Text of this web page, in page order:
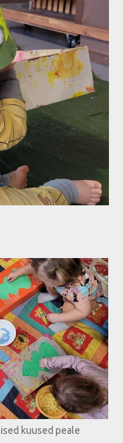
kuused peale